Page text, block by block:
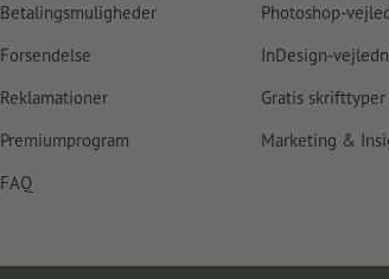
Betalingsmuligheder
Forsendelse
Reklamationer
Premiumprogram
FAQ
Photoshop-
InDesign-
Gratis
Marketing &